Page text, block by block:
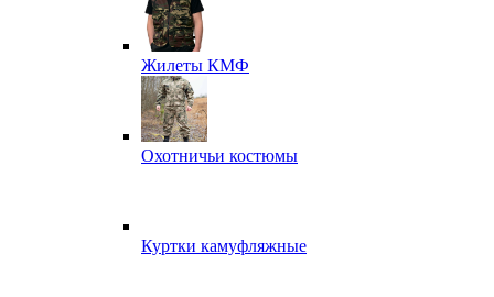
Жилеты КМФ
Охотничьи костюмы
Куртки камуфляжные